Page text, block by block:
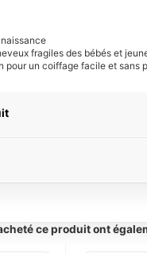
fragiles des bébés et
pour un coiffage facile et sans
ce produit ont